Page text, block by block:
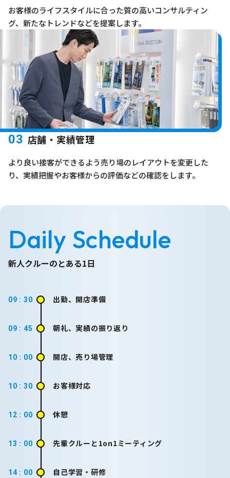
お客様のライフスタイルに合った質の高いコンサルティン
グ、新たなトレンドなどを提案します。
03 店舗・実績管理
より良い接客ができるよう売り場のレイアウトを変更した
り、実績把握やお客様からの評価などの確認をします。
Daily Schedule
新人クルーのとある1日
09 : 30 出勤、開店準備
09 : 45 朝礼、実績の振り返り
10 : 00 開店、売り場管理
10 : 30 お客様対応
12 : 00 休憩
13 : 00 先輩クルーと1on1ミーティング
14 : 00 自己学習・研修